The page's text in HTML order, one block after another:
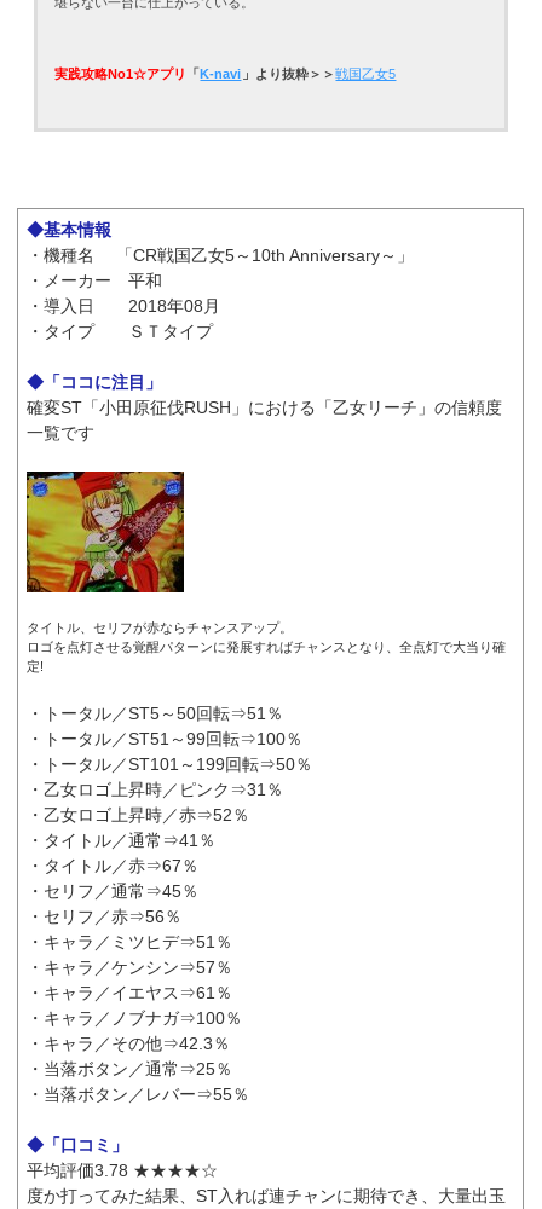
実践攻略No1☆アプリ 「K-navi 」より抜粋＞＞戦国乙女5
◆基本情報
・機種名 「CR戦国乙女5～10th Anniversary～」
・メーカー 平和
・導入日 2018年08月
・タイプ ＳＴタイプ
◆「ココに注目」
確変ST「小田原征伐RUSH」における「乙女リーチ」の信頼度
一覧です
タイトル、セリフが赤ならチャンスアップ。
ロゴを点灯させる覚醒パターンに発展すればチャンスとなり、全点灯で大当り確
定!
・トータル／ST5～50回転⇒51％
・トータル／ST51～99回転⇒100％
・トータル／ST101～199回転⇒50％
・乙女ロゴ上昇時／ピンク⇒31％
・乙女ロゴ上昇時／赤⇒52％
・タイトル／通常⇒41％
・タイトル／赤⇒67％
・セリフ／通常⇒45％
・セリフ／赤⇒56％
・キャラ／ミツヒデ⇒51％
・キャラ／ケンシン⇒57％
・キャラ／イエヤス⇒61％
・キャラ／ノブナガ⇒100％
・キャラ／その他⇒42.3％
・当落ボタン／通常⇒25％
・当落ボタン／レバー⇒55％
◆「口コミ」
平均評価3.78 ★★★★☆
度か打ってみた結果、ST入れば連チャンに期待でき、大量出玉